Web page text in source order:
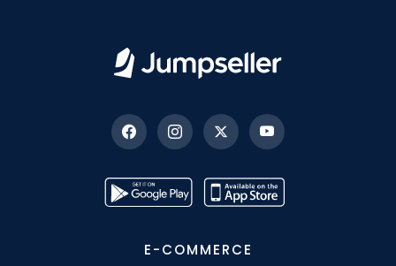
E-COMMERCE